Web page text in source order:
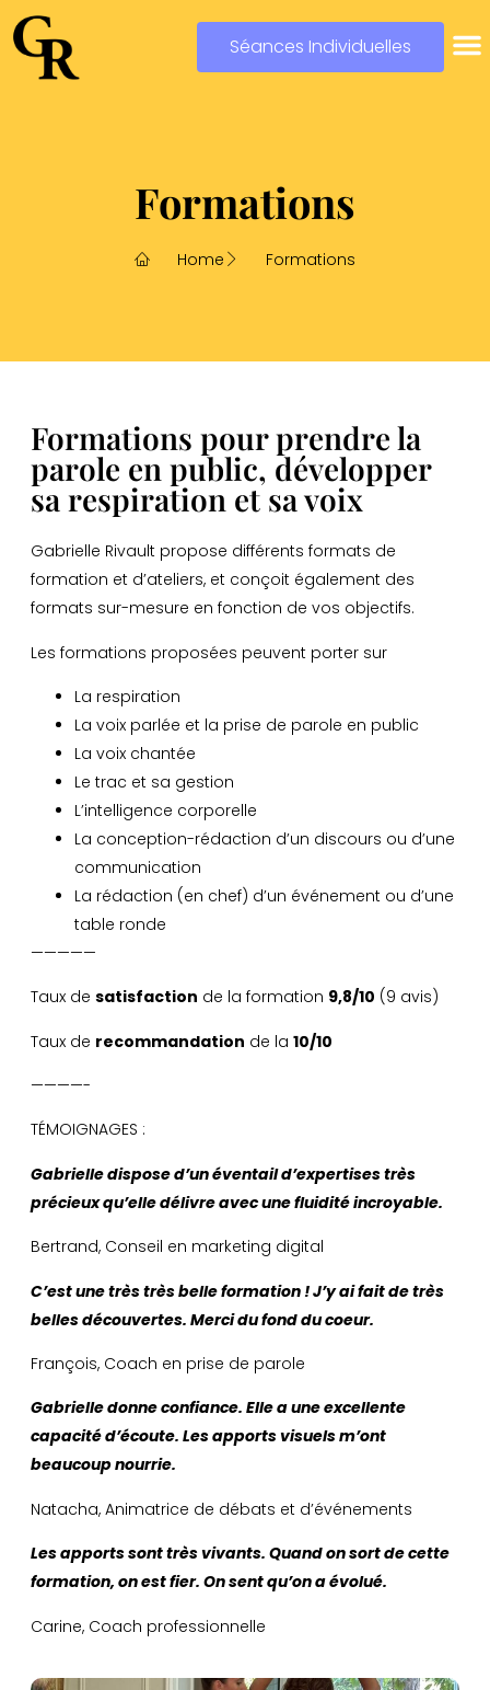
Séances Individuelles
Formations
Home Formations
Formations pourprendre la
parole en public, développer
sa respiration et sa voix
Gabrielle Rivault propose différents formats de
formation et d’ateliers, et conçoit également des
formats sur-mesure en fonction de vos objectifs.
Les formations proposées peuvent porter sur
La respiration
La voix parlée et la prise de parole en public
La voix chantée
Le trac et sa gestion
L’intelligence corporelle
La conception-rédaction d’un discours ou d’une
communication
La rédaction (en chef) d’un événement ou d’une
table ronde
—————
Taux de satisfaction de la formation 9,8/10 (9 avis)
Taux de recommandation de la 10/10
————-
TÉMOIGNAGES :
Gabrielle dispose d’un éventail d’expertises très
précieuxqu’elle délivre avec une fluidité incroyable.
Bertrand, Conseil en marketing digital
C’est une très très belle formation !J’y ai fait de très
belles découvertes. Merci du fond du coeur.
François, Coach en prise de parole
Gabrielle donne confiance. Elle a une excellente
capacité d’écoute. Les apports visuels m’ont
beaucoup nourrie.
Natacha, Animatrice de débats et d’événements
Les apports sont très vivants. Quand on sort de cette
formation, on est fier. On sent qu’on a évolué.
Carine, Coach professionnelle